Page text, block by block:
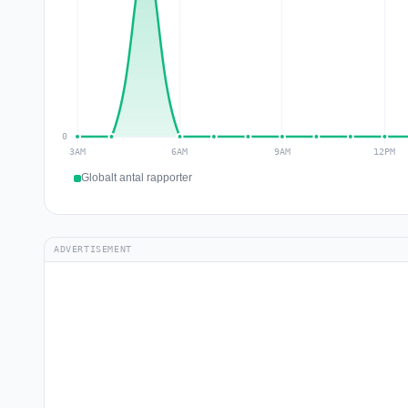
Globalt antal rapporter
ADVERTISEMENT